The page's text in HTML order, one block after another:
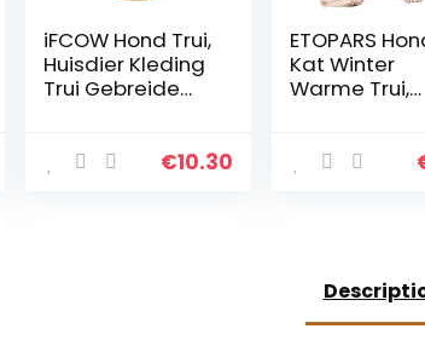
iFCOW Hond Trui,
Huisdier Kleding
Trui Gebreide
Sweatshirt Hond
€10.30
ETOPARS
Kat Winter
Warme Trui,
Huisdieren
Sportieve
Kleding voor
Puppy Kat